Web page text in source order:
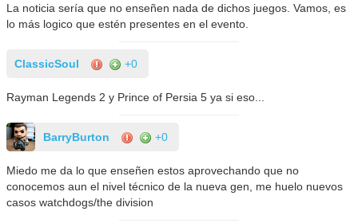
La noticia sería que no enseñen nada de dichos juegos. Vamos, es
lo más logico que estén presentes en el evento.
ClassicSoul +0
Rayman Legends 2 y Prince of Persia 5 ya si eso...
BarryBurton +0
Miedo me da lo que enseñen estos aprovechando que no
conocemos aun el nivel técnico de la nueva gen, me huelo nuevos
casos watchdogs/the division